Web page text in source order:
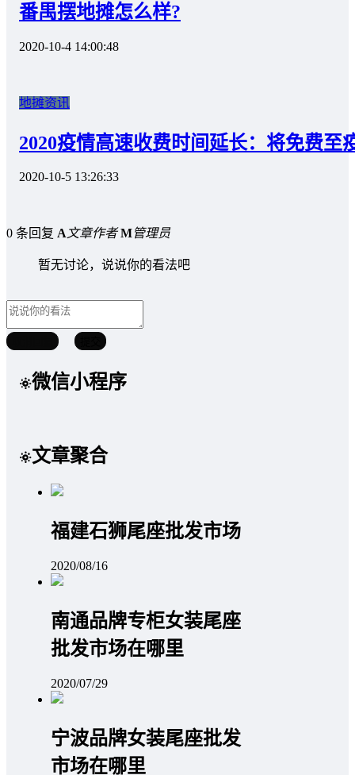
番禺摆地摊怎么样?
2020-10-4 14:00:48
地摊资讯
2020疫情高速收费时间延长：将免费至
2020-10-5 13:26:33
0 条回复 A文章作者 M管理员
暂无讨论，说说你的看法吧
微信小程序
文章聚合
福建石狮尾座批发市场
2020/08/16
南通品牌专柜女装尾座
批发市场在哪里
2020/07/29
宁波品牌女装尾座批发
市场在哪里